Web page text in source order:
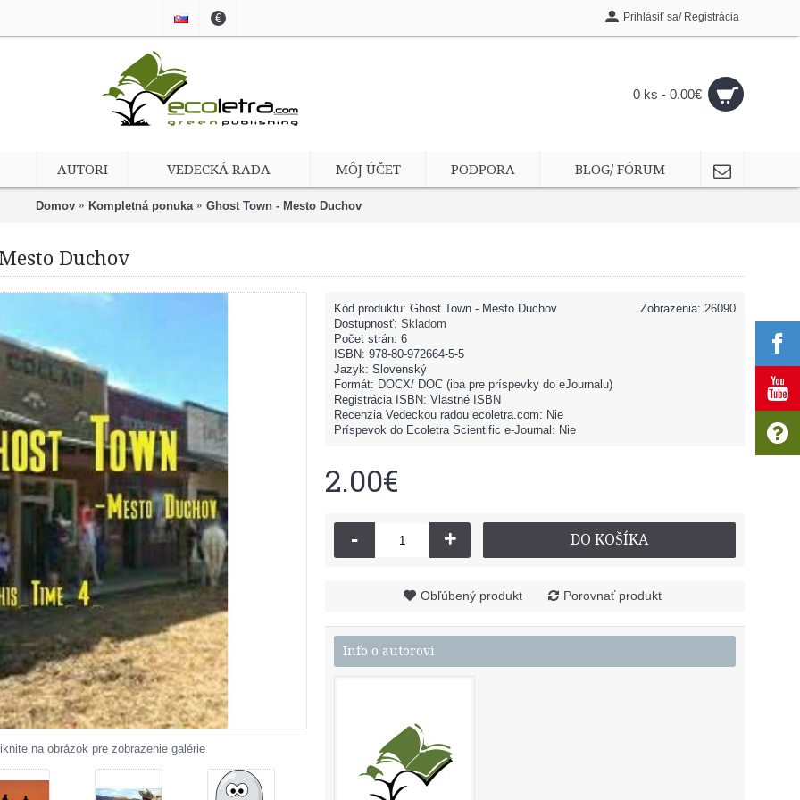
€ Prihlásiť sa/ Registrácia
0 ks - 0.00€
AUTORI VEDECKÁ RADA MÔJ ÚČET PODPORA BLOG/ FÓRUM
Domov Kompletná ponuka Ghost Town - Mesto Duchov
Duchov
na obrázok pre zobrazenie galérie
Zobrazenia: 26090
Kód produktu: Ghost Town - Mesto Duchov
Dostupnosť: Skladom
Počet strán: 6
ISBN: 978-80-972664-5-5
Jazyk: Slovenský
Formát: DOCX/ DOC (iba pre príspevky do eJournalu)
Registrácia ISBN: Vlastné ISBN
Recenzia Vedeckou radou ecoletra.com: Nie
Príspevok do Ecoletra Scientific e-Journal: Nie
2.00€
- + DO KOŠÍKA
Obľúbený produkt Porovnať produkt
Info o autorovi